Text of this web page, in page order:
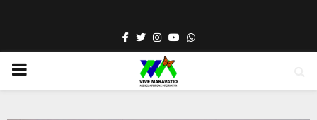
Facebook
TwitterInstagram
YoutubeWhatsapp
PRIMARY